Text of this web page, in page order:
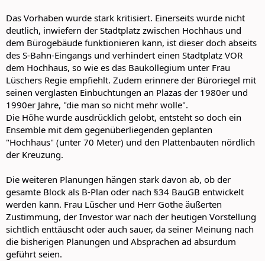
Das Vorhaben wurde stark kritisiert. Einerseits wurde nicht
deutlich, inwiefern der Stadtplatz zwischen Hochhaus und
dem Bürogebäude funktionieren kann, ist dieser doch abseits
des S-Bahn-Eingangs und verhindert einen Stadtplatz VOR
dem Hochhaus, so wie es das Baukollegium unter Frau
Lüschers Regie empfiehlt. Zudem erinnere der Büroriegel mit
seinen verglasten Einbuchtungen an Plazas der 1980er und
1990er Jahre, "die man so nicht mehr wolle".
Die Höhe wurde ausdrücklich gelobt, entsteht so doch ein
Ensemble mit dem gegenüberliegenden geplanten
"Hochhaus" (unter 70 Meter) und den Plattenbauten nördlich
der Kreuzung.
Die weiteren Planungen hängen stark davon ab, ob der
gesamte Block als B-Plan oder nach §34 BauGB entwickelt
werden kann. Frau Lüscher und Herr Gothe äußerten
Zustimmung, der Investor war nach der heutigen Vorstellung
sichtlich enttäuscht oder auch sauer, da seiner Meinung nach
die bisherigen Planungen und Absprachen ad absurdum
geführt seien.